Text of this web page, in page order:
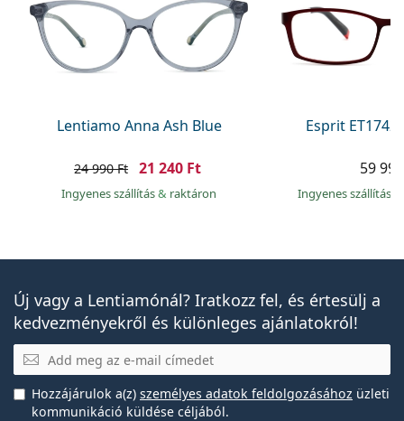
Lentiamo Anna Ash Blue
24 990 Ft 21 240 Ft
Ingyenes szállítás& raktáron
Esprit
59
Ingyenes szállítás
Új vagy a Lentiamónál? Iratkozz fel, és értesülj a
kedvezményekről és különleges ajánlatokról!
E-mail
Hozzájárulok a(z) személyes adatok feldolgozásához üzleti
kommunikáció küldése céljából.